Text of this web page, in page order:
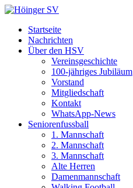
Startseite
Nachrichten
Über den HSV
Vereinsgeschichte
100-jähriges Jubiläum
Vorstand
Mitgliedschaft
Kontakt
WhatsApp-News
Seniorenfussball
1. Mannschaft
2. Mannschaft
3. Mannschaft
Alte Herren
Damenmannschaft